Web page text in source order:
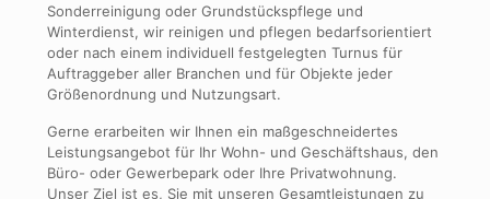
Sonderreinigung oder Grundstückspflege und
Winterdienst, wir reinigen und pflegen bedarfsorientiert
oder nach einem individuell festgelegten Turnus für
Auftraggeber aller Branchen und für Objekte jeder
Größenordnung und Nutzungsart.
Gerne erarbeiten wir Ihnen ein maßgeschneidertes
Leistungsangebot für Ihr Wohn- und Geschäftshaus, den
Büro- oder Gewerbepark oder Ihre Privatwohnung.
Unser Ziel ist es, Sie mit unseren Gesamtleistungen zu